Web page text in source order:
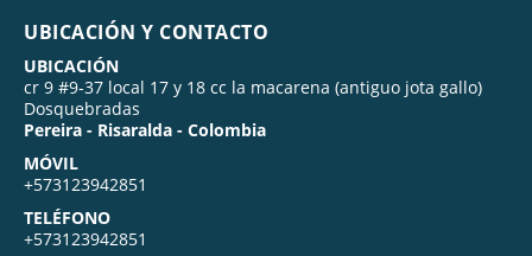
UBICACIÓN Y CONTACTO
UBICACIÓN
cr 9 #9-37 local 17 y 18 cc la macarena (antiguo jota gallo)
Dosquebradas
Pereira - Risaralda - Colombia
MÓVIL
+573123942851
TELÉFONO
+573123942851